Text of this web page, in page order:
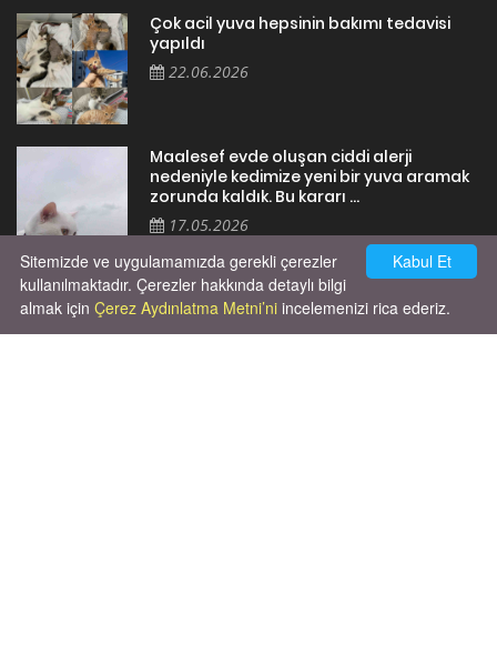
Çok acil yuva hepsinin bakımı tedavisi
yapıldı
22.06.2026
Maalesef evde oluşan ciddi alerji
nedeniyle kedimize yeni bir yuva aramak
zorunda kaldık. Bu kararı ...
17.05.2026
Kabul Et
Sitemizde ve uygulamamızda gerekli çerezler
kullanılmaktadır. Çerezler hakkında detaylı bilgi
almak için Çerez Aydınlatma Metni’ni incelemenizi rica ederiz.